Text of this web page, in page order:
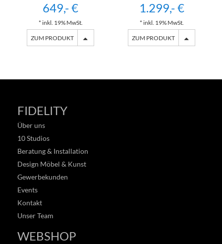
649,- €
* inkl. 19% MwSt.
ZUM PRODUKT
1.299,- €
* inkl. 19% MwSt.
ZUM PRODUKT
FIDELITY
Über uns
10 Studios
Beratung & Installation
Design Möbel & Kunst
Gewerbekunden
Events
Kontakt
Unser Team
WEBSHOP